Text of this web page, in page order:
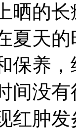
晒的
夏天
保养
间没
红肿